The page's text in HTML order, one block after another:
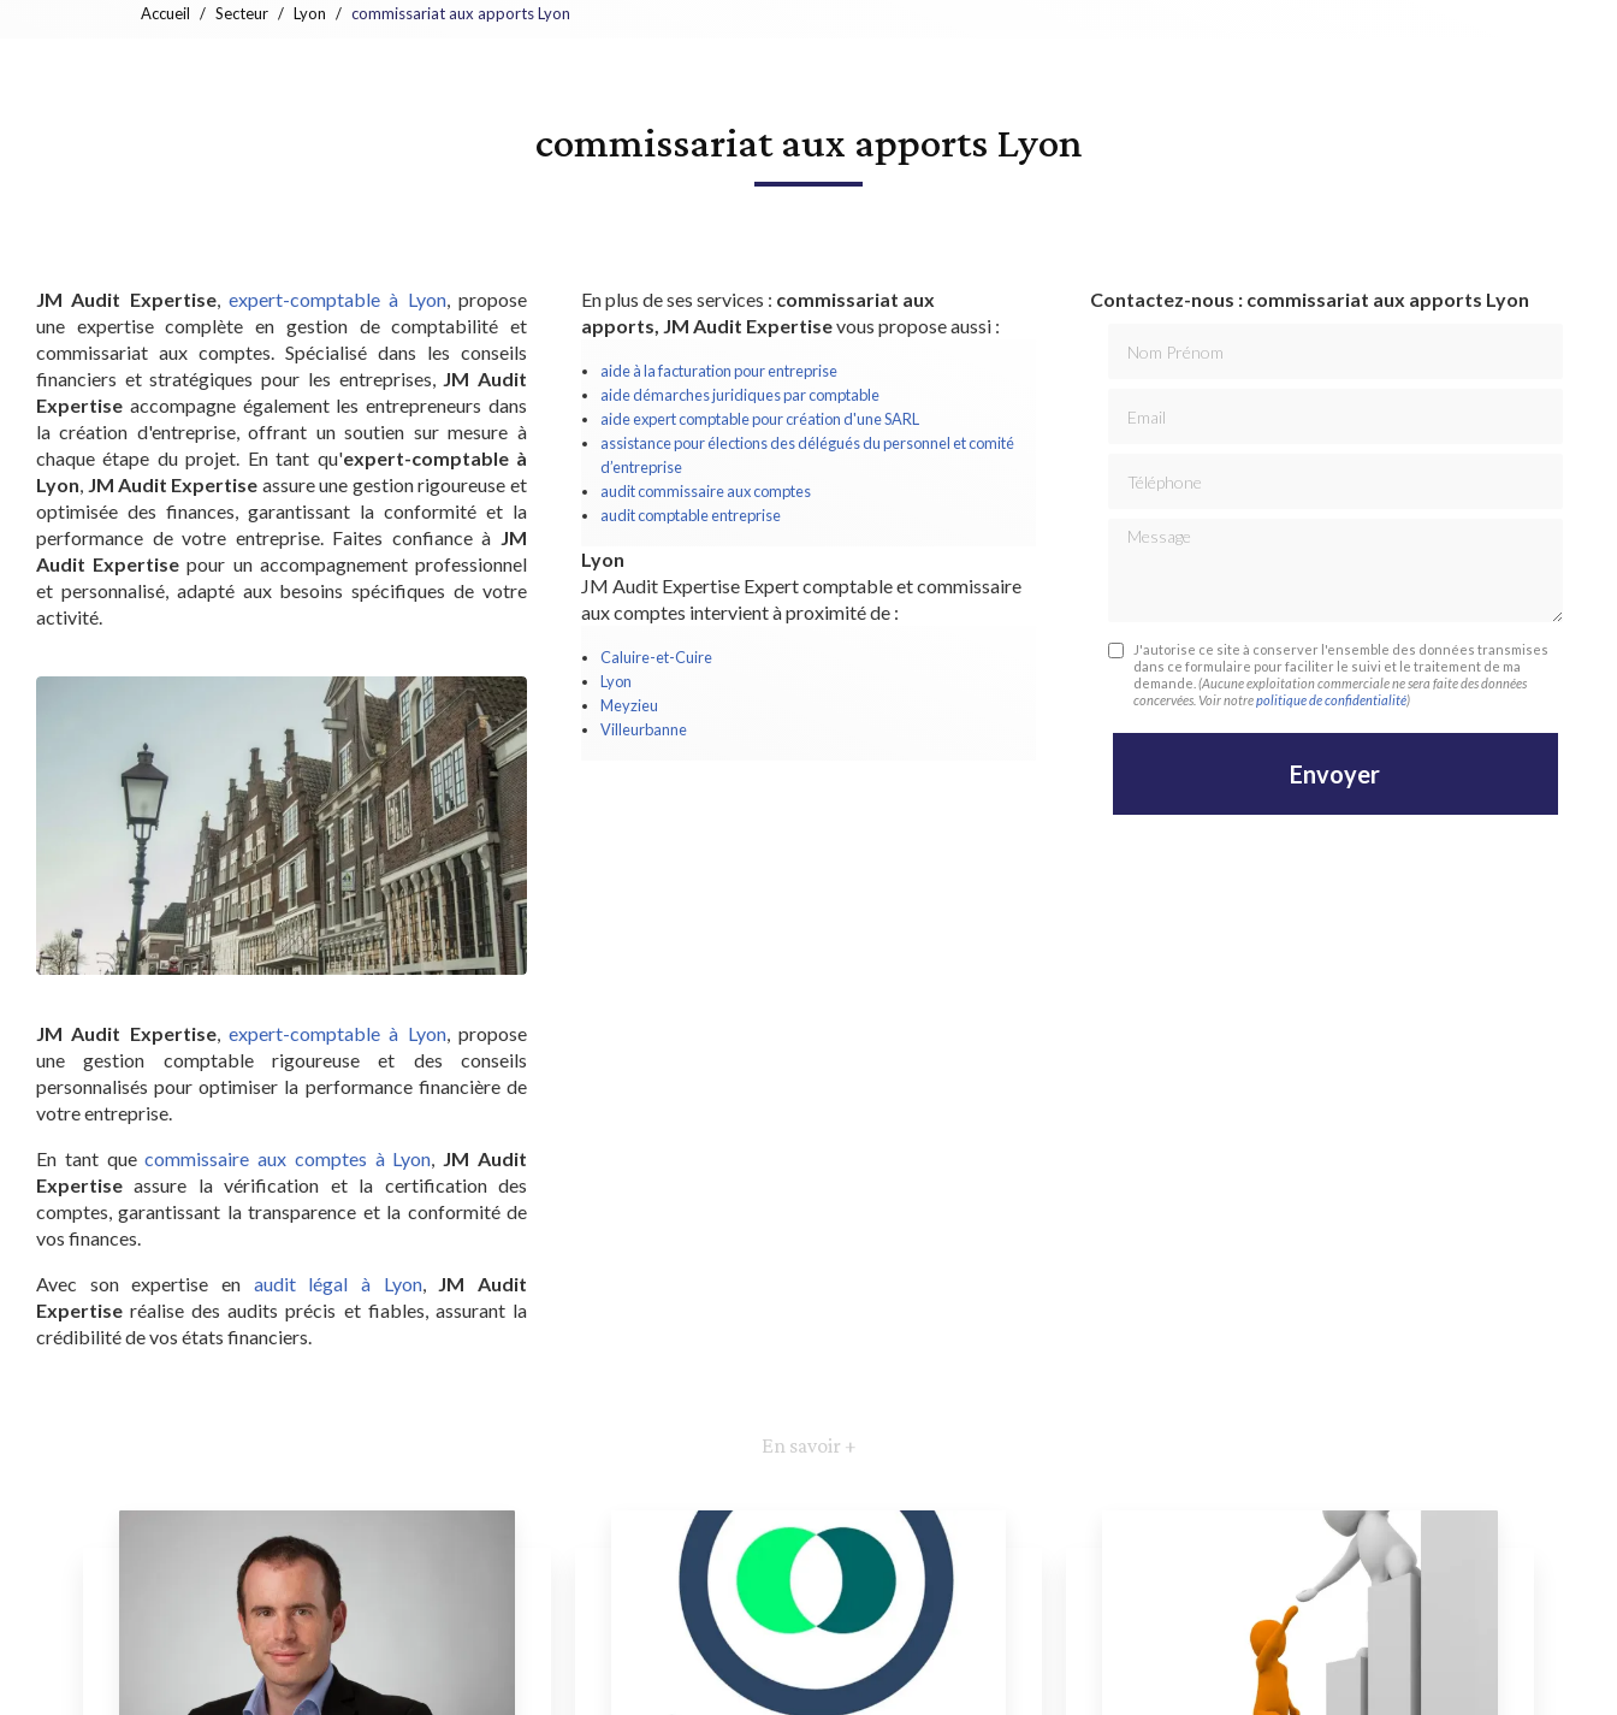
Accueil Secteur Lyon commissariat aux apports Lyon
commissariat aux apports Lyon
JM Audit Expertise,expert-comptable à Lyon, propose
une expertise complète en gestion de comptabilité et
commissariat aux comptes. Spécialisé dans les conseils
financiers et stratégiques pour les entreprises,
JM Audit
Expertise accompagne également les entrepreneurs dans
la création d'entreprise, offrant un soutien sur mesure à
chaque étape du projet. En tant qu'expert-comptable à
Lyon JM Audit Expertise assure une gestion rigoureuse et
optimisée des finances, garantissant la conformité et la
performance de votre entreprise. Faites confiance à JM
Audit Expertise pour un accompagnement professionnel
et personnalisé, adapté aux besoins spécifiques de votre
activité.
JM Audit Expertise,expert-comptable à Lyon, propose
une gestion comptable rigoureuse et des conseils
personnalisés pour optimiser la performance financière de
votre entreprise.
En tant quecommissaire aux comptes à Lyon, JM Audit
Expertise assure la vérification et la certification des
comptes, garantissant la transparence et la conformité de
vos finances.
Avec son expertise en audit légal à Lyon, JM Audit
Expertise réalise des audits précis et fiables, assurant la
crédibilité de vos états financiers.
En plus de ses services : commissariat aux
apports, JM Audit Expertisevous propose aussi :
aide à la facturation pour entreprise
aide démarches juridiques par comptable
aide expert comptable pour création d'une SARL
assistance pour élections des délégués du personnel et comité
d’entreprise
audit commissaire aux comptes
audit comptable entreprise
Lyon
JM Audit Expertise Expert comptable et commissaire
aux comptes intervient à proximité de :
Caluire-et-Cuire
Lyon
Meyzieu
Villeurbanne
Contactez-nous : commissariat aux apports Lyon
Message
J'autorise ce site à conserver l'ensemble des données transmises
dans ce formulaire pour faciliter le suivi et le traitement de ma
demande. (Aucune exploitation commerciale ne sera faite des données
concervées. Voir notrepolitique de confidentialité)
En savoir +